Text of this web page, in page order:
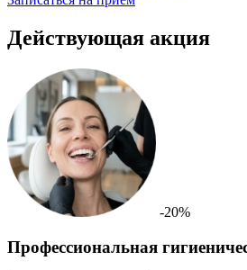
Действующая акция
-20%
Профессиональная